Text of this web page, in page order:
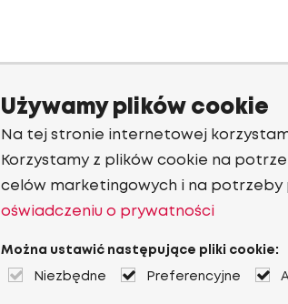
Używamy plików cookie
Na tej stronie internetowej
Korzystamy z plików cookie na
celów marketingowych i na potrzeby
oświadczeniu o prywatności
Można ustawić następujące pliki cookie:
Niezbędne Preferencyjne